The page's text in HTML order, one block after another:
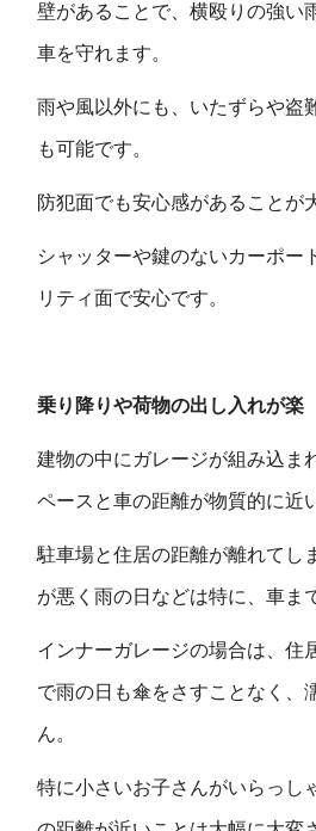
壁があることで、横殴りの強い
車を守れます。
雨や風以外にも、いたずらや盗
も可能です。
防犯面でも安心感があることが
シャッターや鍵のないカーポー
リティ面で安心です。
乗り降りや荷物の出し入れが楽
建物の中にガレージが組み込ま
ペースと車の距離が物質的に近
駐車場と住居の距離が離れてし
が悪く雨の日などは特に、車ま
インナーガレージの場合は、住
で雨の日も傘をさすことなく、
ん。
特に小さいお子さんがいらっし